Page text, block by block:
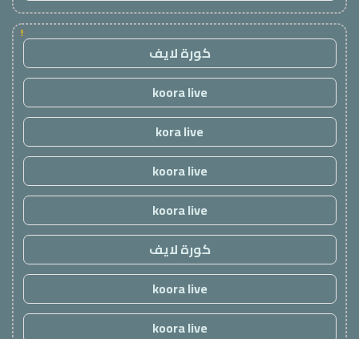
!
كورة لايف
koora live
kora live
koora live
koora live
كورة لايف
koora live
koora live